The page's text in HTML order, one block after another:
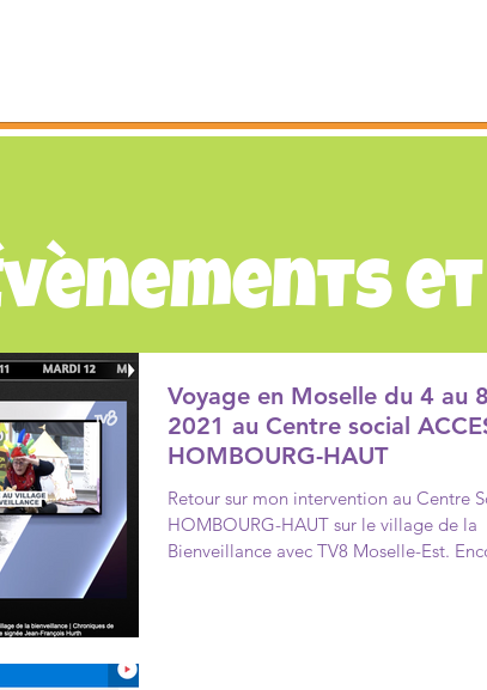
Voyage en Moselle du 4 au 8
2021 au Centre social
HOMBOURG-HAUT
Retour sur mon intervention au Centre
HOMBOURG-HAUT sur le village de la
Bienveillance avec TV8 Moselle-Est.